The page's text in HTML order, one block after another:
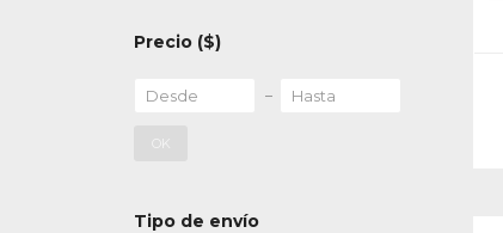
Precio ($)
OK
Tipo de envío